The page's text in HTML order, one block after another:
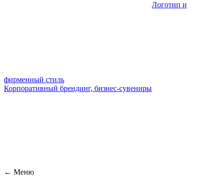
Логотип и
фирменный стиль
Корпоративный брендинг, бизнес-сувениры
← Меню